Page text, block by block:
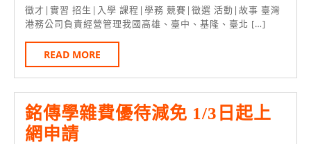
公
司
進
銘
傳
月
20
徵才|實習 招生|入學 課程|學務 競賽|徵選 活動|故事 臺灣
港務公司負責經營管理我國高雄、臺中、基隆、臺北 […]
READ MORE
MORE
銘傳學雜費優待減免 1/3日起上
網申請